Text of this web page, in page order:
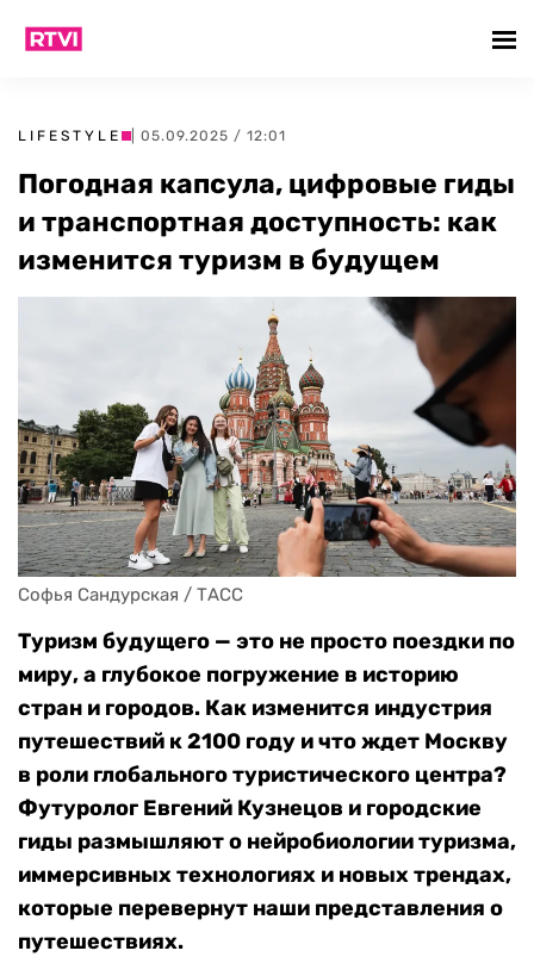
LIFESTYLE | 05.09.2025 / 12:01
Погодная капсула, цифровые гиды
и транспортная доступность: как
изменится туризм в будущем
Софья Сандурская / ТАСС
Туризм будущего — это не просто поездки по
миру, а глубокое погружение в историю
стран и городов. Как изменится индустрия
путешествий к 2100 году и что ждет Москву
в роли глобального туристического центра?
Футуролог Евгений Кузнецов и городские
гиды размышляют о нейробиологии туризма,
иммерсивных технологиях и новых трендах,
которые перевернут наши представления о
путешествиях.